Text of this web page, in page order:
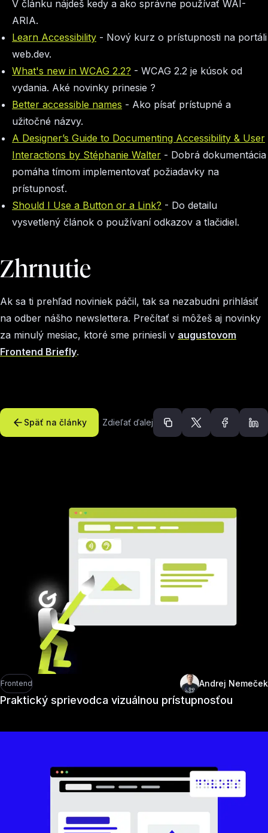
V článku nájdeš kedy a ako správne používať WAI-
ARIA.
Learn Accessibility - Nový kurz o prístupnosti na portáli
web.dev.
What's new in WCAG 2.2? - WCAG 2.2 je kúsok od
vydania. Aké novinky prinesie ?
Better accessible names - Ako písať prístupné a
užitočné názvy.
A Designer’s Guide to Documenting Accessibility & User
Interactions by Stéphanie Walter - Dobrá dokumentácia
pomáha tímom implementovať požiadavky na
prístupnosť.
Should I Use a Button or a Link? - Do detailu
vysvetlený článok o používaní odkazov a tlačidiel.
Zhrnutie
Ak sa ti prehľad noviniek páčil, tak sa nezabudni prihlásiť
na odber nášho newslettera. Prečítať si môžeš aj novinky
za minulý mesiac, ktoré sme priniesli v augustovom
Frontend Briefly.
Späť na články Zdieľať ďalej
Frontend Andrej Nemeček
Praktický sprievodca vizuálnou prístupnosťou